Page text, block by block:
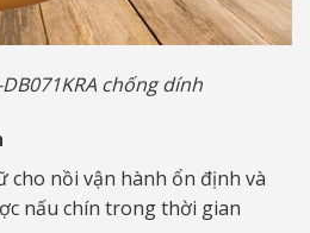
chống dính
cho nồi vận hành ổn định và
nấu chín trong thời gian